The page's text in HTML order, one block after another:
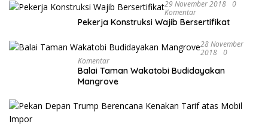
29 November 2018 0
Komentar
Pekerja Konstruksi Wajib Bersertifikat
28 November
2018 0
Komentar
Balai Taman Wakatobi Budidayakan
Mangrove